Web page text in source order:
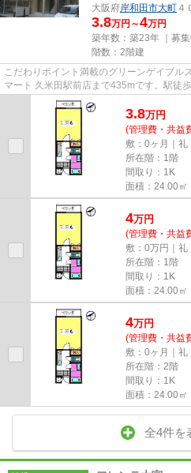
大阪府岸和田市大町 ４
3.8万円～4万円
築年数：築23年 ｜募集
階数：2階建
こだわりポイント満載のグリーンゲイブル
マート 久米田駅前店まで435mです。駅徒
を多く利用する方にとって便...
3.8万円
(管理費・共益
敷：0ヶ月｜礼
所在階：1階
間取り：1K
面積：24.00㎡
4万円
(管理費・共益
敷：0万円｜礼
所在階：1階
間取り：1K
面積：24.00㎡
4万円
(管理費・共益
敷：0ヶ月｜礼
所在階：2階
間取り：1K
面積：24.00㎡
全4件を